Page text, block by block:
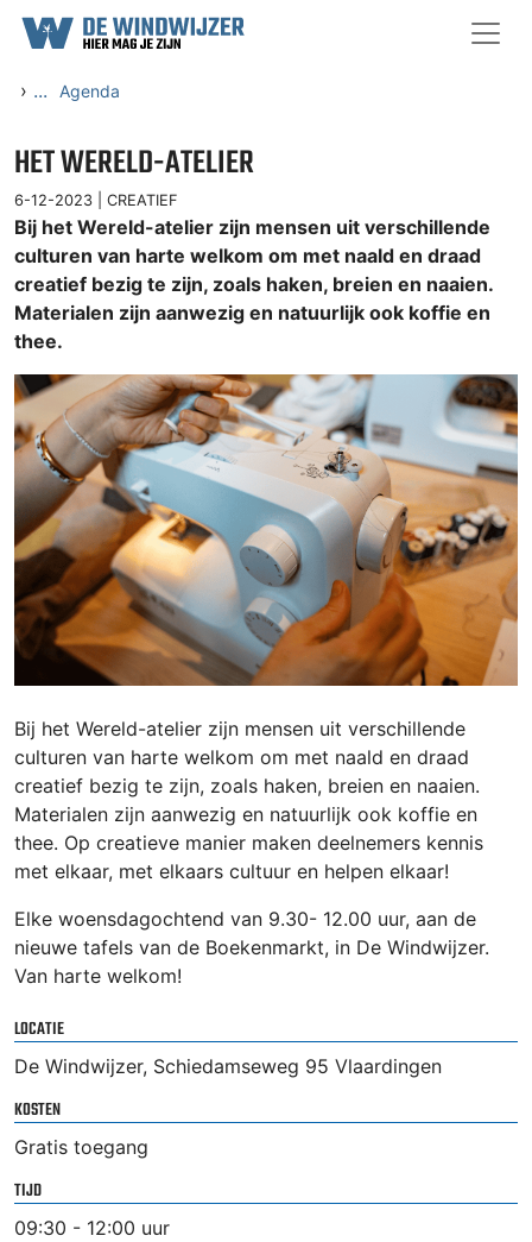
Ga naar content
› ... Agenda
HET WERELD-ATELIER
6-12-2023 | CREATIEF
Bij het Wereld-atelier zijn mensen uit verschillende
culturen van harte welkom om met naald en draad
creatief bezig te zijn, zoals haken, breien en naaien.
Materialen zijn aanwezig en natuurlijk ook koffie en
thee.
Bij het Wereld-atelier zijn mensen uit verschillende
culturen van harte welkom om met naald en draad
creatief bezig te zijn, zoals haken, breien en naaien.
Materialen zijn aanwezig en natuurlijk ook koffie en
thee. Op creatieve manier maken deelnemers kennis
met elkaar, met elkaars cultuur en helpen elkaar!
Elke woensdagochtend van 9.30- 12.00 uur, aan de
nieuwe tafels van de Boekenmarkt, in De Windwijzer.
Van harte welkom!
LOCATIE
De Windwijzer, Schiedamseweg 95 Vlaardingen
KOSTEN
Gratis toegang
TIJD
09:30 - 12:00 uur